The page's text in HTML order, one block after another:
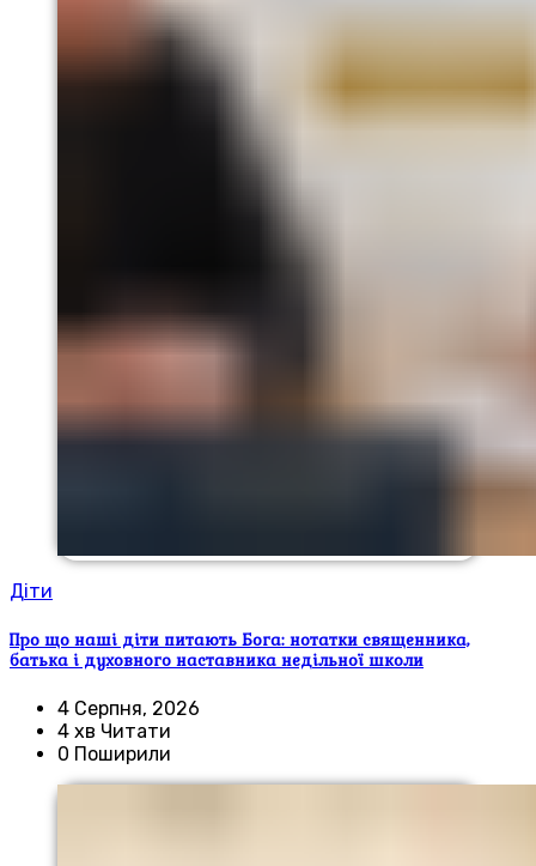
Діти
Про що наші діти питають Бога: нотатки священника,
батька і духовного наставника недільної школи
4 Серпня, 2026
4 хв Читати
0 Поширили